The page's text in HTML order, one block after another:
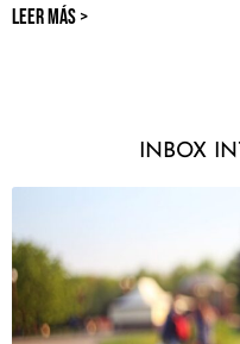
LEER MÁS >
INBOX